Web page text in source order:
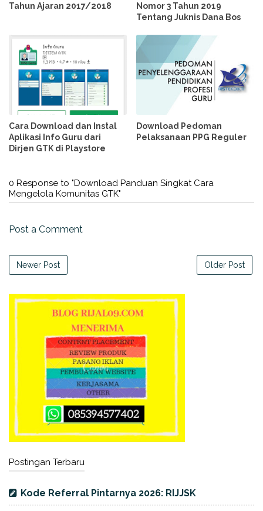
Tahun Ajaran 2017/2018
Nomor 3 Tahun 2019
Tentang Juknis Dana Bos
Cara Download dan Instal
Aplikasi Info Guru dari
Dirjen GTK di Playstore
Download Pedoman
Pelaksanaan PPG Reguler
0 Response to "Download Panduan Singkat Cara
Mengelola Komunitas GTK"
Post a Comment
Newer Post Older Post
Postingan Terbaru
Kode Referral Pintarnya 2026: RIJJSK